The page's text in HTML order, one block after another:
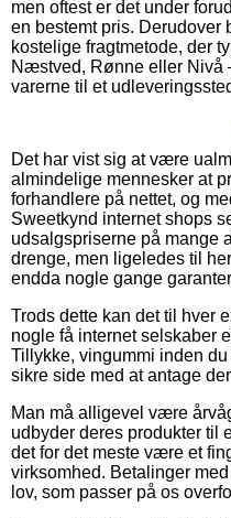
men oftest er det under
en bestemt pris. Derudover
kostelige fragtmetode, der
Næstved, Rønne eller Nivå
varerne til et
Det har vist sig at være
almindelige mennesker at
forhandlere på nettet, og
Sweetkynd internet shops
udsalgspriserne på mange
drenge, men ligeledes til
endda nogle gange
Trods dette kan det til hver
nogle få internet selskaber
Tillykke, vingummi inden
sikre side med at antage
Man må alligevel være
udbyder deres produkter til
det for det meste være et
virksomhed. Betalinger
lov, som passer på os